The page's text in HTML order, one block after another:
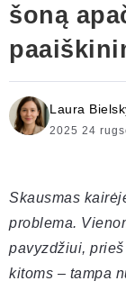
šoną
Laura
2025 24
Skausmas
problema.
pavyzdžiui,
kitoms – tampa